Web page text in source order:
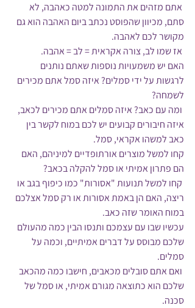
אתם מזהים את התמונה למטה כאהבה, לא
סתם, מכיוון שהפוסט נכתב ביום האהבה הוא גם
מקושר לכם לאהבה.
האם יש משמעויות נוספות שאתם נותנים
לרגשות על ידי סמלים? איזה סמל אתם מכירים
לשמחה?
ומה עם כאב? איזה סמלים אתם מכירים לכאב,
איזה חיבורים קבועים יש לכם במוח לקשר בין
כאב למשהו אקראי, סמל.
קחו למשל מוצרים אורתופדיים למיניהם, האם
הם פתרון אמיתי או סמל להקלה בכאב?
קחו למשל תנועות "אסורות" כמו כיפוף בגב או
ריצה, האם הן באמת אסורות או רק סמל אצלכם
במוח האומר שזה כאב.
עכשיו שבו עם עצמכם ותנסו הבין כמה מהעולם
שלכם מבוסס על דברים אמיתיים, וכמה על
סמלים.
ואם אתם סובלים מכאבים, חישבו כמה מהכאב
שלכם הוא כתוצאה מגורם אמיתי, או סמל של
סכנה.